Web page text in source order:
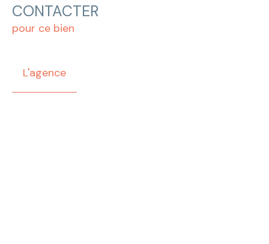
CONTACTER
pour ce bien
L'agence